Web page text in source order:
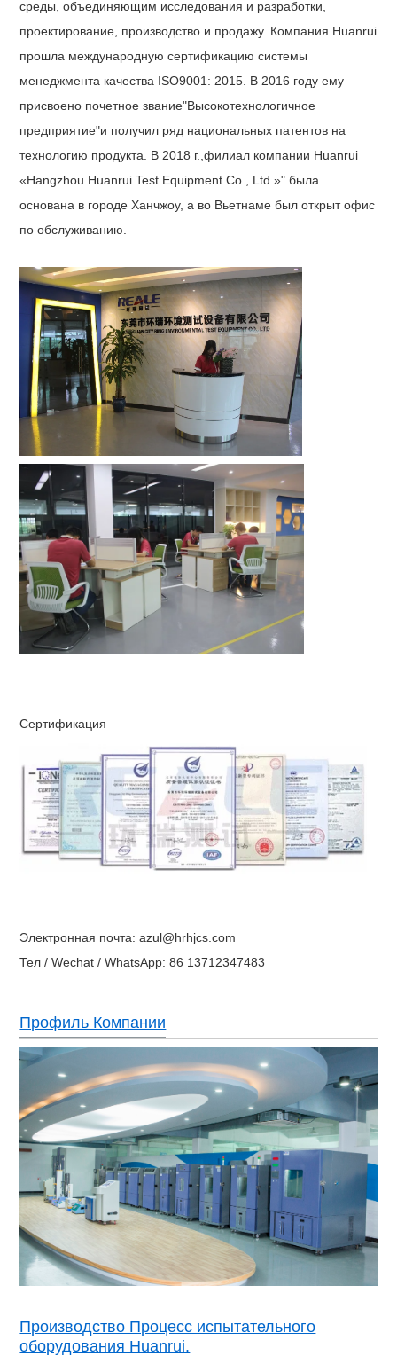
среды, объединяющим исследования и разработки,
проектирование, производство и продажу. Компания Huanrui
прошла международную сертификацию системы
менеджмента качества ISO9001: 2015. В 2016 году ему
присвоено почетное звание"Высокотехнологичное
предприятие"и получил ряд национальных патентов на
технологию продукта. В 2018 г. ,филиал компании Huanrui
«Hangzhou Huanrui Test Equipment Co., Ltd.»" была
основана в городе Ханчжоу, а во Вьетнаме был открыт офис
по обслуживанию.
Сертификация
Электронная почта: azul@hrhjcs.com
Тел / Wechat / WhatsApp: 86 13712347483
Профиль Компании
Производство Процесс испытательного
оборудования Huanrui.